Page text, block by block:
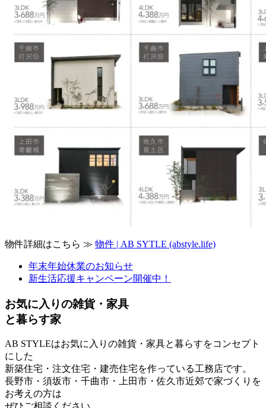
物件詳細はこちら ≫ 物件 | AB SYTLE (abstyle.life)
年末年始休業のお知らせ
新生活応援キャンペーン開催中！
お気に入りの雑貨・家具
と暮らす家
AB STYLEはお気に入りの雑貨・家具と暮らすをコンセプト
にした
新築住宅・注文住宅・建売住宅を作っている工務店です。
長野市・須坂市・千曲市・上田市・佐久市近郊で家づくりを
お考えの方は